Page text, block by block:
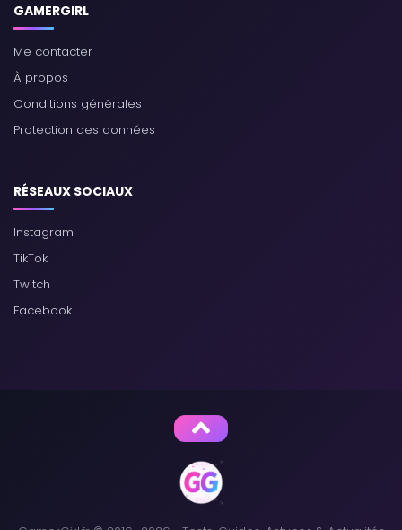
GAMERGIRL
Me contacter
À propos
Conditions générales
Protection des données
RÉSEAUX SOCIAUX
Instagram
TikTok
Twitch
Facebook